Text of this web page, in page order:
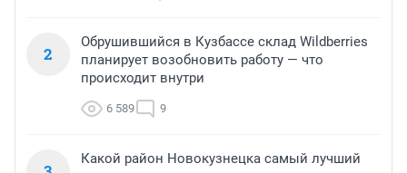
2
Обрушившийся в Кузбассе склад Wildberries
планирует возобновить работу — что
происходит внутри
6 589 9
Какой район Новокузнецка самый лучший